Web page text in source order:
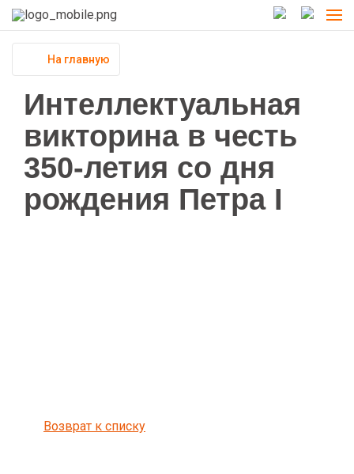
На главную
Интеллектуальная
викторина в честь
350-летия со дня
рождения Петра I
Возврат к списку